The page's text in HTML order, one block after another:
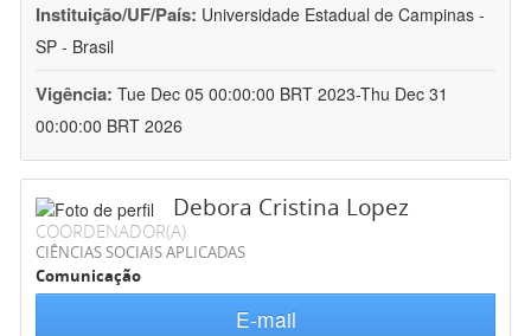
Instituição/UF/País: Universidade Estadual de Campinas -
SP - Brasil
Vigência: Tue Dec 05 00:00:00 BRT 2023-Thu Dec 31
00:00:00 BRT 2026
Debora Cristina Lopez
COORDENADOR(A)
CIÊNCIAS SOCIAIS APLICADAS
Comunicação
E-mail